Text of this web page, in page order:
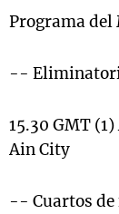
Programa del
--
15.30 GMT
Ain City
-- Cuartos de